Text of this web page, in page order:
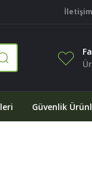
İletişim
Güvenlik